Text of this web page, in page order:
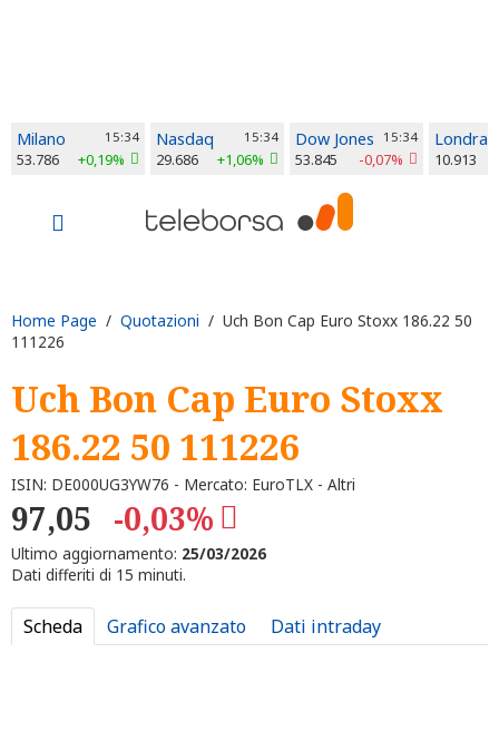
Milano 15:34
53.786 +0,19%
Nasdaq 15:34
29.686 +1,06%
Dow Jones 15:34
53.845 -0,07%
Londra
10.913
Home Page / Quotazioni / Uch Bon Cap Euro Stoxx 186.22 50
111226
Uch Bon Cap Euro Stoxx
186.22 50 111226
ISIN: DE000UG3YW76 - Mercato: EuroTLX - Altri
97,05 -0,03%
Ultimo aggiornamento: 25/03/2026
Dati differiti di 15 minuti.
Scheda Grafico avanzato Dati intraday